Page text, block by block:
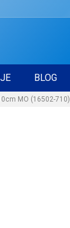
BLOG
MO (16502-710)